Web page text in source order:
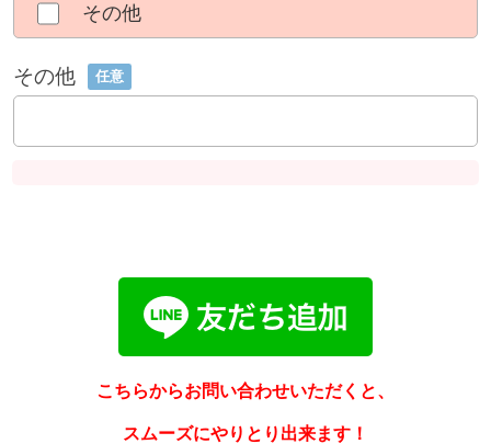
その他
その他 任意
こちらからお問い合わせいただくと、
スムーズにやりとり出来ます！